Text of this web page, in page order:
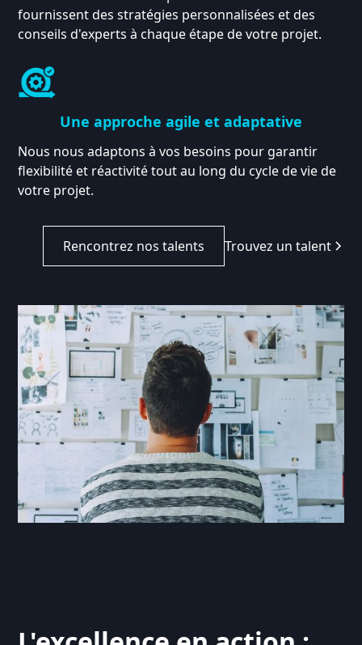
fournissent des stratégies personnalisées et des
conseils d'experts à chaque étape de votre projet.
Une approche agile et adaptative
Nous nous adaptons à vos besoins pour garantir
flexibilité et réactivité tout au long du cycle de vie de
votre projet.
Rencontrez nos talents Trouvez un talent